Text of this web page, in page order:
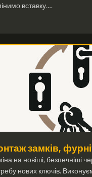
вставку.…
замків,
на новіші, безпечніші
нових ключів.